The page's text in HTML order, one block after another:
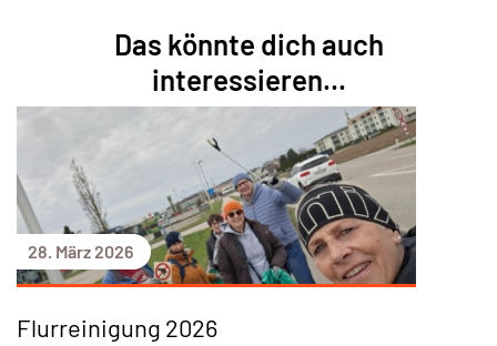
Das könnte dich auch
interessieren...
28. März 2026
Flurreinigung 2026